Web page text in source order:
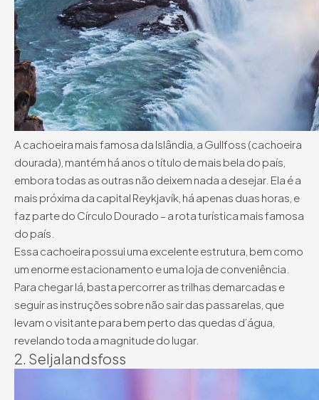
A cachoeira mais famosa da Islândia, a Gullfoss (cachoeira
dourada), mantém há anos o título de mais bela do país,
embora todas as outras não deixem nada a desejar. Ela é a
mais próxima da capital Reykjavík, há apenas duas horas, e
faz parte do Círculo Dourado – a rota turística mais famosa
do país.
Essa cachoeira possui uma excelente estrutura, bem como
um enorme estacionamento e uma loja de conveniência.
Para chegar lá, basta percorrer as trilhas demarcadas e
seguir as instruções sobre não sair das passarelas, que
levam o visitante para bem perto das quedas d’água,
revelando toda a magnitude do lugar.
2. Seljalandsfoss